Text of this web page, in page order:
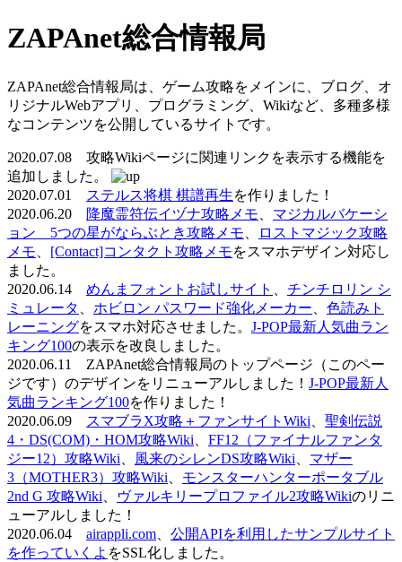
ZAPAnet総合情報局
ZAPAnet総合情報局は、ゲーム攻略をメインに、ブログ、オ
リジナルWebアプリ、プログラミング、Wikiなど、多種多様
なコンテンツを公開しているサイトです。
2020.07.08 攻略Wikiページに関連リンクを表示する機能を
追加しました。
2020.07.01
ステルス将棋 棋譜再生を作りました！
2020.06.20
降魔霊符伝イヅナ攻略メモ
マジカルバケーシ
ョン 5つの星がならぶとき攻略メモ
ロストマジック攻略
メモ
[Contact]コンタクト攻略メモをスマホデザイン対応し
ました。
2020.06.14 めんまフォントお試しサイト
チンチロリン シ
ミュレータ
ホビロン パスワード強化メーカー
色読みト
レーニングをスマホ対応させました。 J-POP最新人気曲ラン
キング100の表示を改良しました。
2020.06.11 ZAPAnet総合情報局のトップページ（このペー
ジです）のデザインをリニューアルしました！ J-POP最新人
気曲ランキング100を作りました！
2020.06.09
スマブラX攻略＋ファンサイトWiki
聖剣伝説
4・DS(COM)・HOM攻略Wiki
FF12（ファイナルファンタ
ジー12）攻略Wiki
風来のシレンDS攻略Wiki
マザー
3（MOTHER3）攻略Wiki
モンスターハンターポータブル
2nd G 攻略Wiki
ヴァルキリープロファイル2攻略Wikiのリニ
ューアルしました！
2020.06.04 airappli.com
公開APIを利用したサンプルサイト
を作っていくよ をSSL化しました。